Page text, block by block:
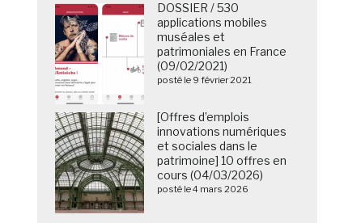
DOSSIER / 530
applications mobiles
muséales et
patrimoniales en France
(09/02/2021)
posté le 9 février 2021
[Offres d’emplois
innovations numériques
et sociales dans le
patrimoine] 10 offres en
cours (04/03/2026)
posté le 4 mars 2026